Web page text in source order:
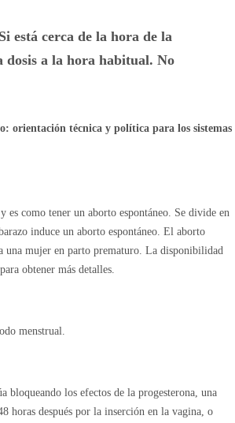
está cerca de la hora de la
dosis a la hora habitual. No
orientación técnica y política para los sistemas
como tener un aborto espontáneo. Se divide en
induce un aborto espontáneo. El aborto
una mujer en parto prematuro. La disponibilidad
obtener más detalles.
menstrual.
bloqueando los efectos de la progesterona, una
horas después por la inserción en la vagina, o